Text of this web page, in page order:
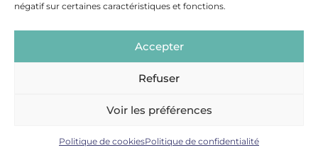
négatif sur certaines caractéristiques et fonctions.
Accepter
Refuser
Voir les préférences
Politique de cookiesPolitique de confidentialité
®- Tous droits réservés -Mentions légales
Communication